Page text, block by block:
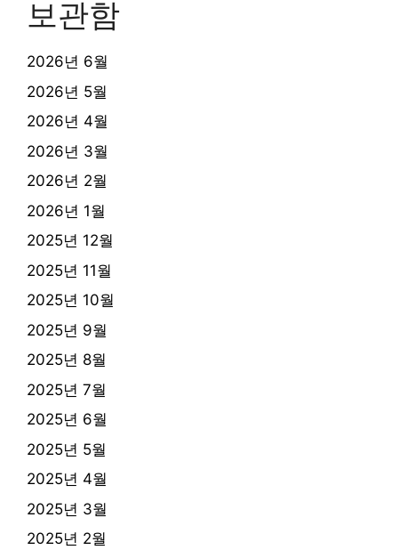
보관함
2026년 6월
2026년 5월
2026년 4월
2026년 3월
2026년 2월
2026년 1월
2025년 12월
2025년 11월
2025년 10월
2025년 9월
2025년 8월
2025년 7월
2025년 6월
2025년 5월
2025년 4월
2025년 3월
2025년 2월